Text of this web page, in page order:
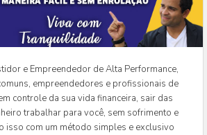
e Empreendedor de Alta Performance,
empreendedores e profissionais de
controle da sua vida financeira, sair das
trabalhar para você, sem sofrimento e
isso com um método simples e exclusivo